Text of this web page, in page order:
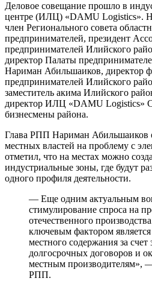
Деловое совещание прошло в
центре (ИЛЦ) «DAMU Logistics».
член Регионального совета
предпринимателей, президент
предпринимателей Илийского
директор Палаты
Нариман Абильшаиков, директор
предпринимателей Илийского
заместитель акима Илийского
директор ИЛЦ «DAMU Logistics»
бизнесмены района.
Глава РПП Нариман Абильшаиков
местных властей на проблему с
отметил, что на местах можно
индустриальные зоны, где будут
одного профиля деятельности.
— Еще одним актуальным
стимулирование спроса на
отечественного
ключевым фактором
местного содержания за счет
долгосрочных договоров и
местным производителям»,
РПП.